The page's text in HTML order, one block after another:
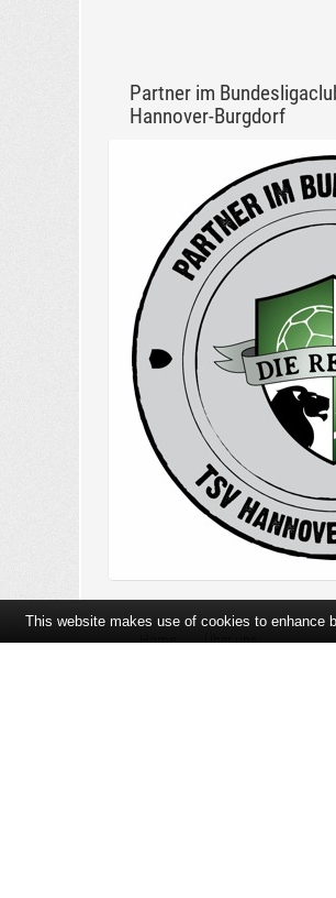
Partner im
Hannover-Burgdorf
Home Über uns
This website makes use of cookies to enhance